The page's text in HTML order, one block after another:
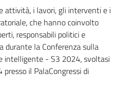
attività, i lavori, gli interventi e i
che hanno coinvolto
responsabili politici e
durante la Conferenza sulla
intelligente - S3 2024, svoltasi
il PalaCongressi di